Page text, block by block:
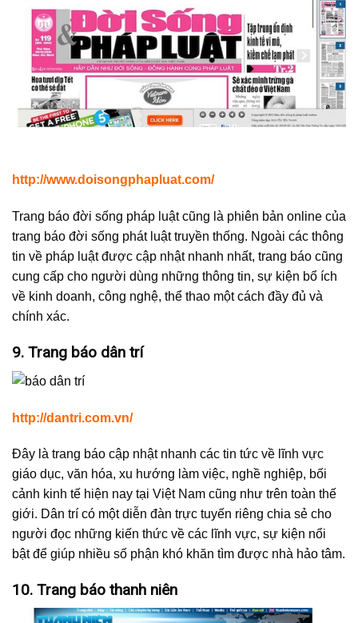
http://www.doisongphapluat.com/
Trang báo đời sống pháp luật cũng là phiên bản online của
trang báo đời sống phát luật truyền thống. Ngoài các thông
tin về pháp luật được cập nhật nhanh nhất, trang báo cũng
cung cấp cho người dùng những thông tin, sự kiện bổ ích
về kinh doanh, công nghệ, thể thao một cách đầy đủ và
chính xác.
9. Trang báo dân trí
http://dantri.com.vn/
Đây là trang báo cập nhật nhanh các tin tức về lĩnh vực
giáo dục, văn hóa, xu hướng làm việc, nghề nghiệp, bối
cảnh kinh tế hiện nay tại Việt Nam cũng như trên toàn thế
giới. Dân trí có một diễn đàn trực tuyến riêng chia sẻ cho
người đọc những kiến thức về các lĩnh vực, sự kiện nổi
bật để giúp nhiều số phận khó khăn tìm được nhà hảo tâm.
10. Trang báo thanh niên